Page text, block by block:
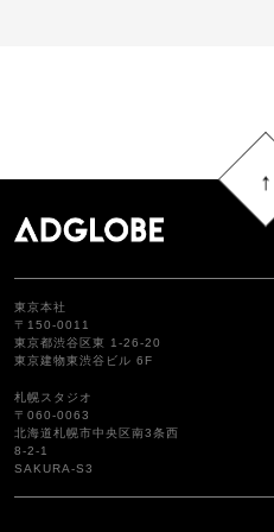
東京本社
〒150-0011
東京都渋谷区東 1-26-20
東京建物東渋谷ビル 6F
札幌スタジオ
〒060-0063
北海道札幌市中央区南3条西
8-2-1
SAKURA-S3